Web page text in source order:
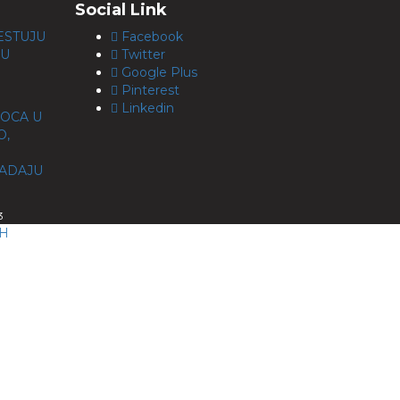
U
Social Link
Facebook
Twitter
Google Plus
Pinterest
Linkedin